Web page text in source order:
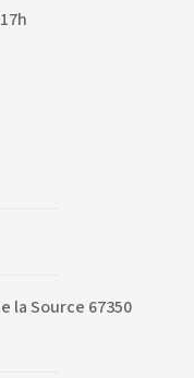
la Source 67350